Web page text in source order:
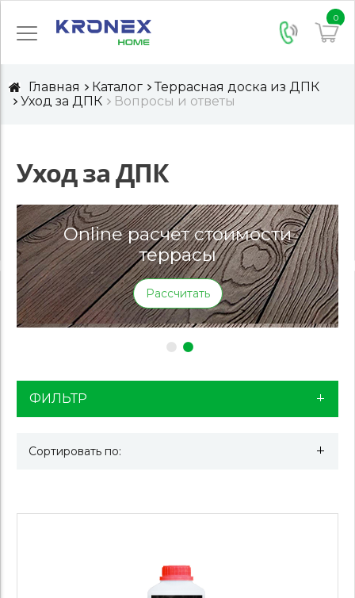
0
Главная Каталог
Террасная доска из ДПК
Уход за ДПК
Вопросы и ответы
Уход за ДПК
Online расчёт стоимости
террасы
Рассчитать
ФИЛЬТР
Сортировать по: